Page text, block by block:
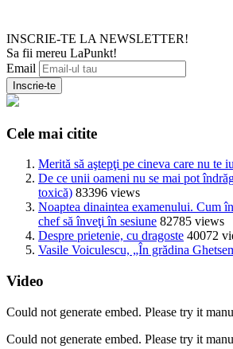
INSCRIE-TE LA NEWSLETTER!
Sa fii mereu LaPunkt!
Email
Cele mai citite
Merită să aştepţi pe cineva care nu te
De ce unii oameni nu se mai pot
toxică) 83396 views
Noaptea dinaintea examenului. Cum
chef să înveţi în sesiune 82785 views
Despre prietenie, cu dragoste 40072
Vasile Voiculescu, „În grădina
Video
Could not generate embed. Please try it
Could not generate embed. Please try it